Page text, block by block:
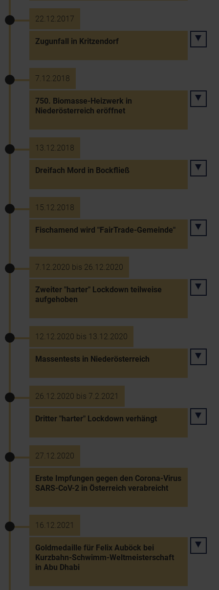
22.12.2017
Zugunfall in Kritzendorf
7.12.2018
750. Biomasse-Heizwerk in
Niederösterreich eröffnet
13.12.2018
Dreifach Mord in Bockfließ
15.12.2018
Fischamend wird "FairTrade-Gemeinde"
7.12.2020 bis 26.12.2020
Zweiter "harter" Lockdown teilweise
aufgehoben
12.12.2020 bis 13.12.2020
Massentests in Niederösterreich
26.12.2020 bis 7.2.2021
Dritter "harter" Lockdown verhängt
27.12.2020
Erste Impfungen gegen den Corona-Virus
SARS-CoV-2 in Österreich verabreicht
16.12.2021
Goldmedaille für Felix Auböck bei
Kurzbahn-Schwimm-Weltmeisterschaft
in Abu Dhabi